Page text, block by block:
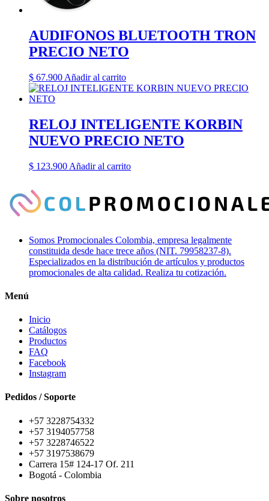
AUDIFONOS BLUETOOTH TRON
PRECIO NETO
$ 67.900 Añadir al carrito
RELOJ INTELIGENTE KORBIN
NUEVO PRECIO NETO
$ 123.900 Añadir al carrito
Somos Promocionales Colombia, empresa legalmente
constituida desde hace trece años (NIT. 79958237-8).
Especializados en la distribución de artículos y productos
promocionales de alta calidad. Realiza tu cotización.
Menú
Inicio
Catálogos
Productos
FAQ
Facebook
Instagram
Pedidos / Soporte
+57 3228754332
+57 3194057758
+57 3228746522
+57 3197538679
Carrera 15# 124-17 Of. 211
Bogotá - Colombia
Sobre nosotros